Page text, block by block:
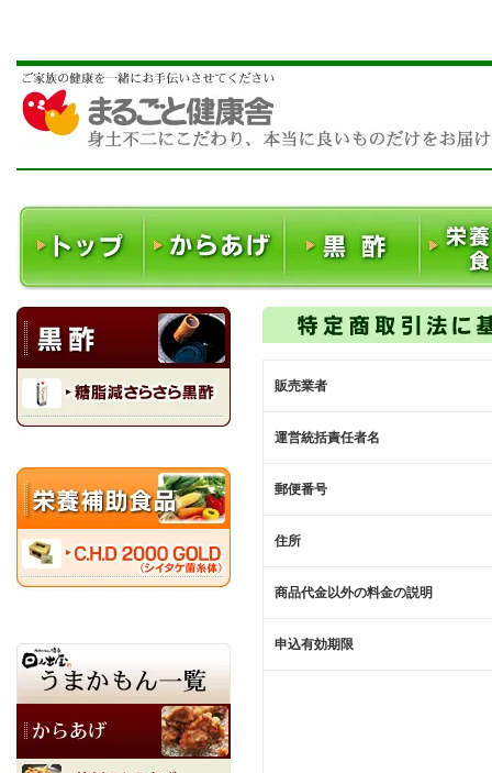
販売業者
運営統括責任者名
郵便番号
住所
商品代金以外の料金の説明
申込有効期限